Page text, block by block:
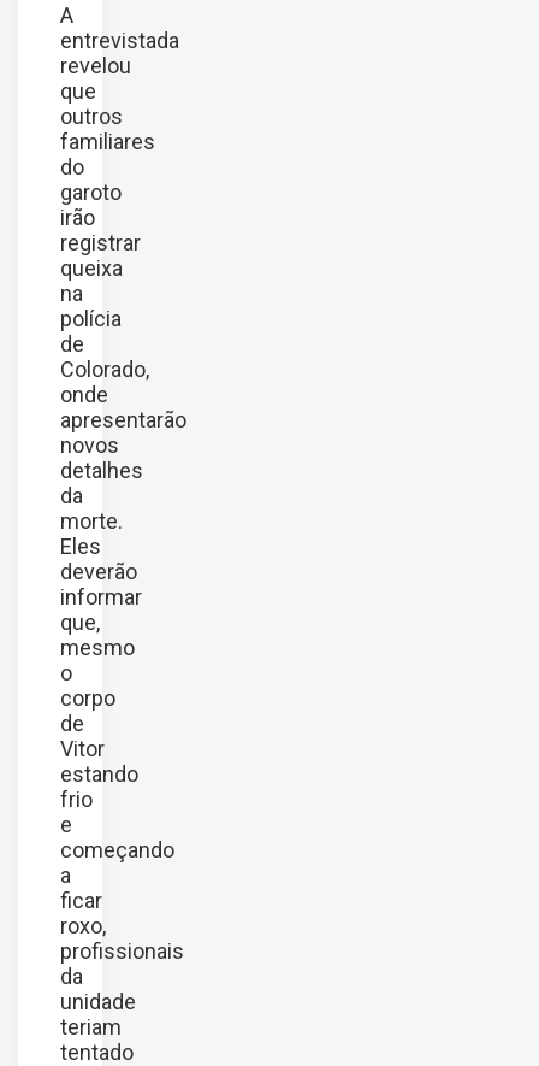
A
entrevistada
revelou
que
outros
familiares
do
garoto
irão
registrar
queixa
na
polícia
de
Colorado,
onde
apresentarão
novos
detalhes
da
morte.
Eles
deverão
informar
que,
mesmo
o
corpo
de
Vitor
estando
frio
e
começando
a
ficar
roxo,
profissionais
da
unidade
teriam
tentado